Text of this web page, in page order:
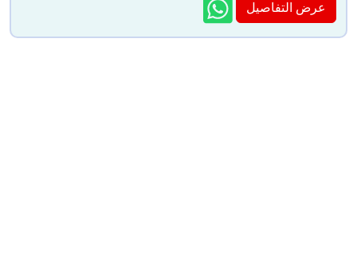
عرض التفاصيل